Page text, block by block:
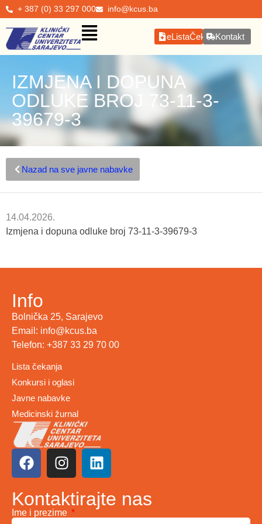
+ 387 (0) 33 297 000 info@kcus.ba
eListaČekanjaKontakt
IZMJENA I DOPUNA
ODLUKE BROJ 73-11-3-
39679-3
Nazad na sve javne nabavke
14.04.2026.
Izmjena i dopuna odluke broj 73-11-3-39679-3
Info
Bolnička 25, Sarajevo
Email: info@kcus.ba
Telefon: +387 33 29 70 00
Lista čekanja
Konkursi i oglasi
Javne nabavke
Medicinski žurnal
Kontaktirajte nas
Ime i prezime